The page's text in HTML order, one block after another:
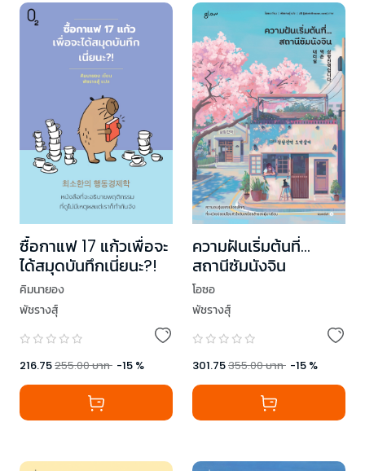
ซื้อกาแฟ 17 แก้วเพื่อจะ
ได้สมุดบันทึกเนี่ยนะ?!
คิมนายอง
พัชรางสุ์
216.75255.00บาท -15 %
ความฝันเริ่มต้นที่…
สถานีซัมนังจิน
โอซอ
พัชรางสุ์
301.75355.00บาท -15 %